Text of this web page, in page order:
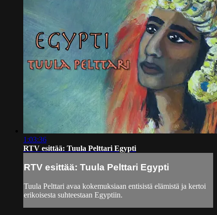
1:03:36
RTV esittää: Tuula Pelttari Egypti
RTV esittää: Tuula Pelttari Egypti
Tuula Pelttari avaa kokemuksiaan entisistä elämistä ja kertoi
erikoisesta suhteestaan Egyptiin.